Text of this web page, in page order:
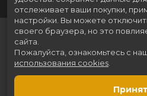
отслеживает ваши покупки,
настройки. Вы можете
своего браузера, но это
сайта.
Пожалуйста, ознакомьтесь с
использования cookies